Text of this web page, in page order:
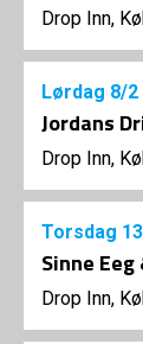
Drop Inn,
Lørdag 8/2
Jordans
Drop Inn,
Torsdag
Sinne
Drop Inn,